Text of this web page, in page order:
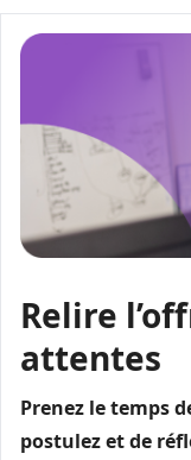
Relire
attentes
Prenez le temps
postulez et de